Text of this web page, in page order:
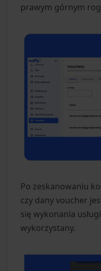
prawym górnym
Po zeskanowaniu
czy dany voucher
się wykonania
wykorzystany.